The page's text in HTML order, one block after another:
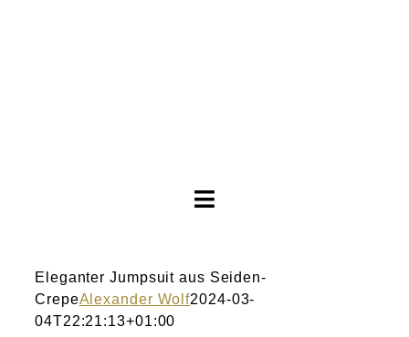
Toggle
Eleganter Jumpsuit aus Seiden-
CrepeAlexander Wolf2024-03-
04T22:21:13+01:00